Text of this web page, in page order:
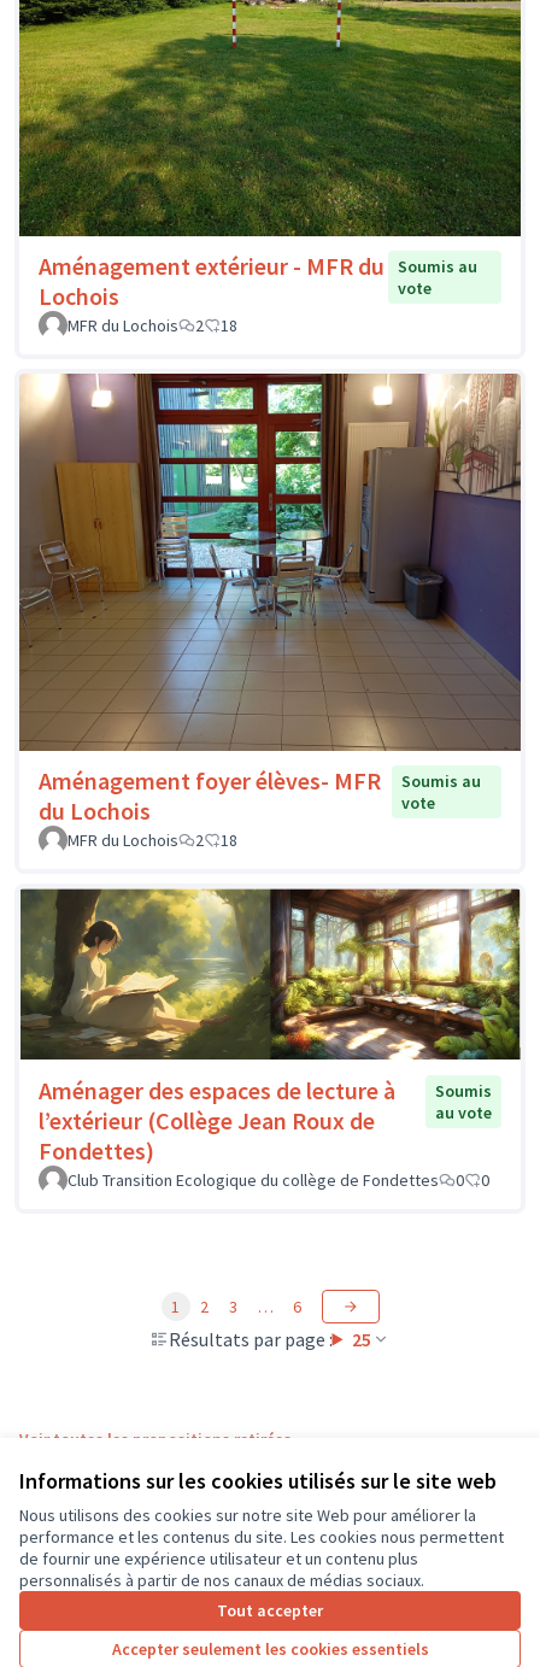
Informations sur les cookies utilisés sur le site web
Nous utilisons des cookies sur notre site Web pour améliorer la
performance et les contenus du site. Les cookies nous permettent
de fournir une expérience utilisateur et un contenu plus
personnalisés à partir de nos canaux de médias sociaux.
Tout accepter
Accepter seulement les cookies essentiels
Aménagement extérieur - MFR du
Lochois
Soumis au
vote
MFR du Lochois
2 18
Aménagement foyer élèves- MFR
du Lochois
Soumis au
vote
MFR du Lochois
2 18
Aménager des espaces de lecture à
l’extérieur (Collège Jean Roux de
Fondettes)
Soumis
au vote
Club Transition Ecologique du collège de Fondettes 0 0
Résultats par page : 25
1 2 3 … 6
Voir toutes les propositions retirées
Conditions d'utilisation
Paramètres des cookies
CD37 sur X
(Lien externe)
CD37 sur Facebook
CD37 sur Instagram
CD37 sur YouTube
(Lien externe)